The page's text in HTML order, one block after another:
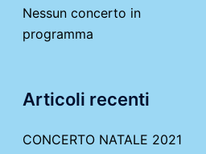
Nessun concerto in
programma
Articoli recenti
CONCERTO NATALE 2021